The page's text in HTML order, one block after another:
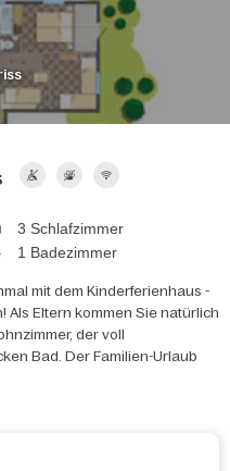
3 Schlafzimmer
1 Badezimmer
mit dem Kinderferienhaus -
Als Eltern kommen Sie natürlich
der voll
Bad. Der Familien-Urlaub